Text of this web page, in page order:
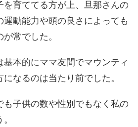
を育ててる方が上、旦那さんの
動能力や頭の良さによっても
常でした。
基本的にママ友間でマウンティ
なるのは当たり前でした。
も子供の数や性別でもなく私の